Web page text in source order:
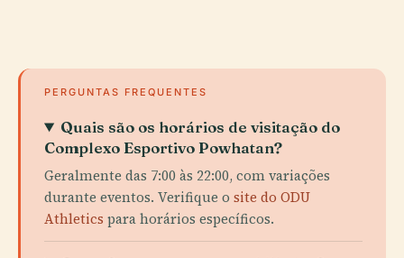
PERGUNTAS FREQUENTES
Quais são os horários de visitação do
Complexo Esportivo Powhatan?
Geralmente das 7:00 às 22:00, com variações
durante eventos. Verifique o site do ODU
Athletics para horários específicos.